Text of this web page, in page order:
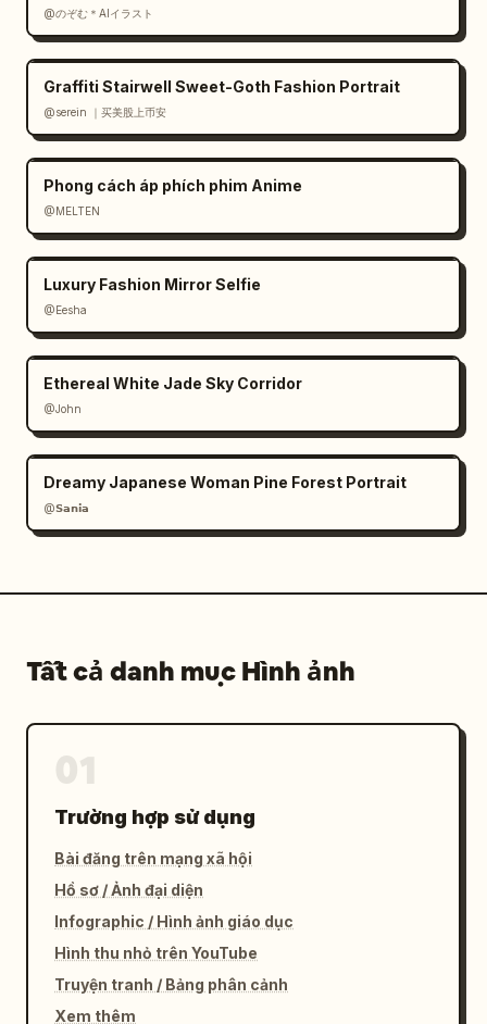
@のぞむ＊AIイラスト
Graffiti Stairwell Sweet-Goth Fashion Portrait
@serein ｜买美股上币安
Phong cách áp phích phim Anime
@MELTEN
Luxury Fashion Mirror Selfie
@Eesha
Ethereal White Jade Sky Corridor
@John
Dreamy Japanese Woman Pine Forest Portrait
@𝗦𝗮𝗻𝗶𝗮
Tất cả danh mục Hình ảnh
Trường hợp sử dụng
Bài đăng trên mạng xã hội
Hồ sơ / Ảnh đại diện
Infographic / Hình ảnh giáo dục
Hình thu nhỏ trên YouTube
Truyện tranh / Bảng phân cảnh
Xem thêm